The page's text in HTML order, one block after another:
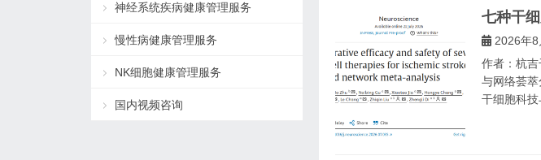
七种干
2026年8
作者：杭
与网络荟
干细胞科技
神经系统疾病健康管理服务
慢性病健康管理服务
NK细胞健康管理服务
国内视频咨询